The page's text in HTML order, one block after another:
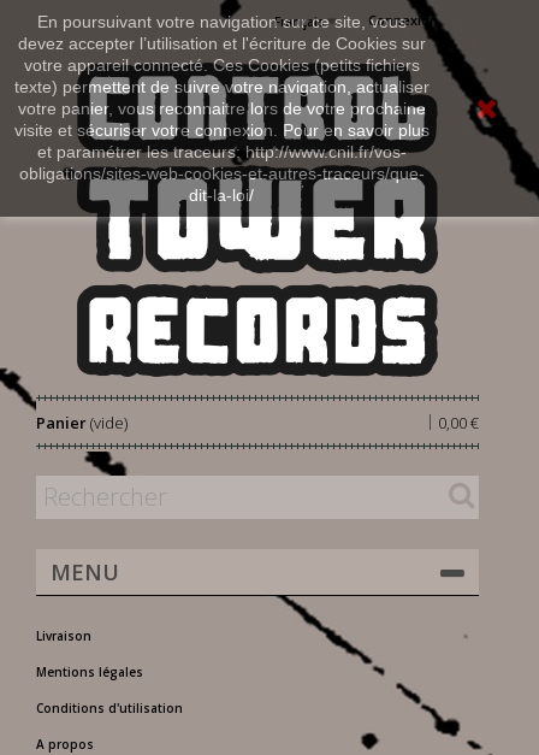
En poursuivant votre navigation sur ce site, vous
devez accepter l’utilisation et l'écriture de Cookies sur
votre appareil connecté. Ces Cookies (petits fichiers
texte) permettent de suivre votre navigation, actualiser
votre panier, vous reconnaitre lors de votre prochaine
visite et sécuriser votre connexion. Pour en savoir plus
et paramétrer les traceurs: http://www.cnil.fr/vos-
obligations/sites-web-cookies-et-autres-traceurs/que-
dit-la-loi/
Connexion
Français
Panier 0,00 €
|
(vide)
MENU
Livraison
Mentions légales
Conditions d'utilisation
A propos